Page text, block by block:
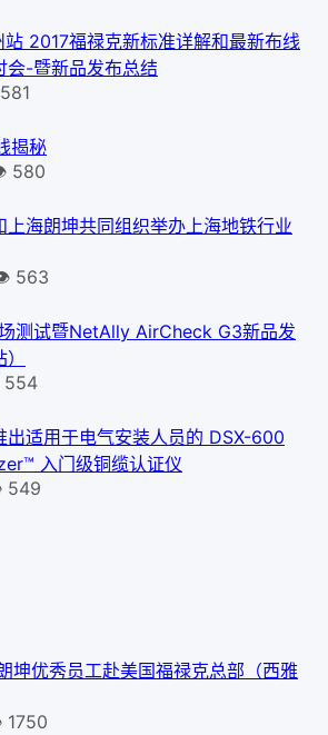
2017福禄克新标准详解和最新布线
会-暨新品发布总结
581
揭秘
580
上海朗坤共同组织举办上海地铁行业
563
测试暨NetAlly AirCheck G3新品发
554
出适用于电气安装人员的 DSX-600
入门级铜缆认证仪
549
坤优秀员工赴美国福禄克总部（西雅
1750